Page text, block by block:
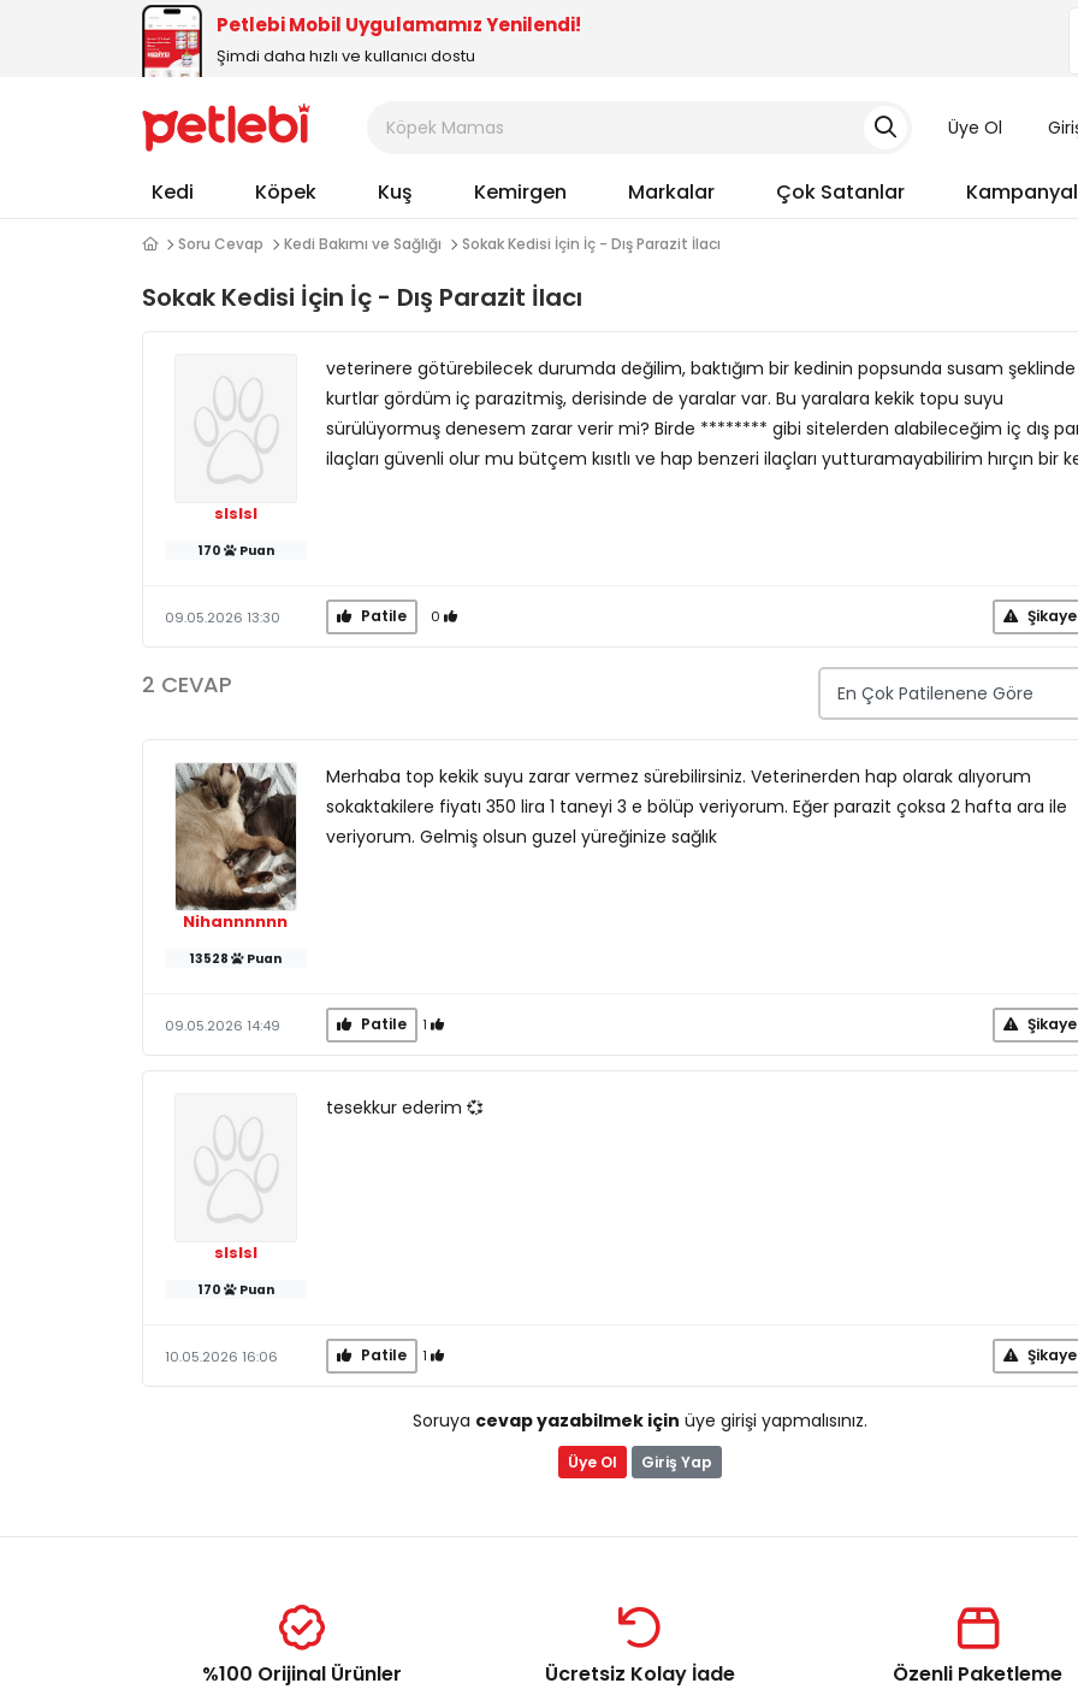
Petlebi Mobil Uygulamamız Yenilendi!
Şimdi daha hızlı ve kullanıcı dostu
Üye Ol
Kedi Köpek Kuş Kemirgen Markalar Çok Satanlar
Soru Cevap Kedi Bakımı ve Sağlığı Sokak Kedisi İçin İç - Dış Parazit İlacı
Sokak Kedisi İçin İç - Dış Parazit İlacı
slslsl
170 Puan
veterinere götürebilecek durumda değilim, baktığım bir kedinin popsunda susam şeklinde
kurtlar gördüm iç parazitmiş, derisinde de yaralar var. Bu yaralara kekik topu suyu
sürülüyormuş denesem zarar verir mi? Birde ******** gibi sitelerden alabileceğim iç dış
ilaçları güvenli olur mu bütçem kısıtlı ve hap benzeri ilaçları yutturamayabilirim hırçın bir
09.05.2026 13:30 Patile 0
2 CEVAP
Nihannnnnn
13528 Puan
Merhaba top kekik suyu zarar vermez sürebilirsiniz. Veterinerden hap olarak alıyorum
sokaktakilere fiyatı 350 lira 1 taneyi 3 e bölüp veriyorum. Eğer parazit çoksa 2 hafta ara ile
veriyorum. Gelmiş olsun guzel yüreğinize sağlık
09.05.2026 14:49 Patile 1
slslsl
170 Puan
tesekkur ederim 💞
10.05.2026 16:06 Patile 1
Soruya cevap yazabilmek için üye girişi yapmalısınız.
Üye Ol Giriş Yap
%100 Orijinal Ürünler Ücretsiz Kolay İade Özenli Paketleme